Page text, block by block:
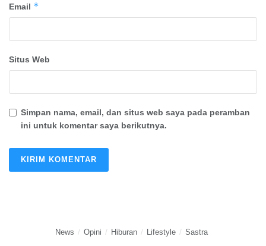
Email *
Situs Web
Simpan nama, email, dan situs web saya pada peramban
ini untuk komentar saya berikutnya.
News Opini Hiburan Lifestyle Sastra